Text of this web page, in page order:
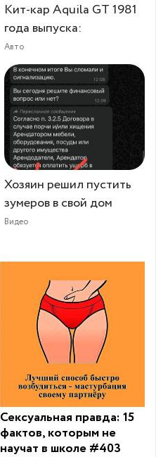
Кит-кар Aquila GT 1981
года выпуска:
Авто
Хозяин решил пустить
зумеров в свой дом
Видео
Сексуальная правда: 15
фактов, которым не
научат в школе #403